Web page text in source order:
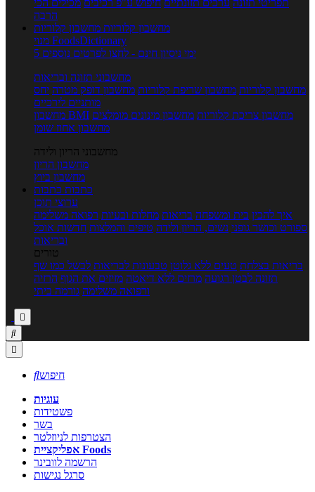
תפריטי תזונה ערכים תזונתיים חיפוש ע"פ רכיבים מכילים הכי
הרבה
מחשבון קלוריות מחשבון קלוריות
מנוי FoodsDictionary
5 ימי ניסיון חינם - לחצו לפרטים נוספים
מחשבוני תזונה ובריאות
מחשבון קלוריות מחשבון שריפת קלוריות מחשבון דופק מטרה יחס
מותניים לירכיים
מחשבון BMI
מחשבון צריכת קלוריות מחשבון מינונים מומלצים
מחשבון אחוז שומן
מחשבוני הריון ולידה
מחשבון הריון
מחשבון ביוץ
כתבות כתבות
ערוצי תוכן
איך להכין בית ומשפחה בריאות מחלות ובעיות רפואה משלימה
ספורט וכושר גופני נשים, הריון ולידה טיפים והמלצות חדשות אוכל
ובריאות
טורים
בריאות בצלחת טעים ללא גלוטן טבעונות לבריאות לבשל כמו שף
תזונה לבטן רגועה מרזים ללא דיאטה מזיזים את הגוף הרזיה
ורפואה משלימה גורמה ביתי



חיפוש
עוגיות
פשטידות
בשר
הצטרפות לניוזלטר
אפליקציית Foods
הרשמה לוובינר
סרגל נגישות